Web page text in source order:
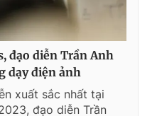
đạo diễn Trần Anh
dạy điện ảnh
xuất sắc nhất tại
đạo diễn Trần